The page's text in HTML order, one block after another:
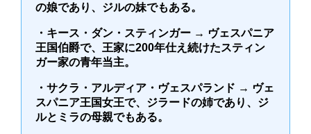
の娘であり、ジルの妹でもある。
・キース・ダン・スティンガー → ヴェスパニア
王国伯爵で、王家に200年仕え続けたスティン
ガー家の青年当主。
・サクラ・アルディア・ヴェスパランド → ヴェ
スパニア王国女王で、ジラードの姉であり、ジ
ルとミラの母親でもある。